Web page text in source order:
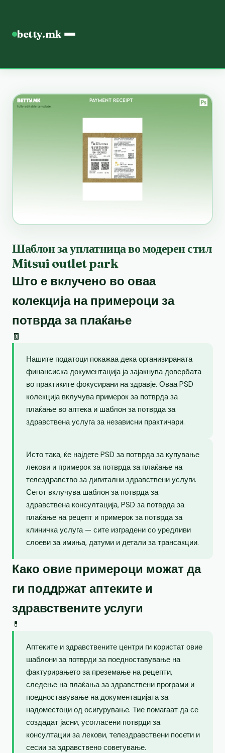
betty.mk
Шаблон за уплатница во модерен стил
Mitsui outlet park
Што е вклучено во оваа
колекција на примероци за
потврда за плаќање
🧾
Нашите податоци покажаа дека организираната
финансиска документација ја зајакнува довербата
во практиките фокусирани на здравје. Оваа PSD
колекција вклучува примерок за потврда за
плаќање во аптека и шаблон за потврда за
здравствена услуга за независни практичари.
Исто така, ќе најдете PSD за потврда за купување
лекови и примерок за потврда за плаќање на
телездравство за дигитални здравствени услуги.
Сетот вклучува шаблон за потврда за
здравствена консултација, PSD за потврда за
плаќање на рецепт и примерок за потврда за
клиничка услуга — сите изградени со уредливи
слоеви за имиња, датуми и детали за трансакции.
Како овие примероци можат да
ги поддржат аптеките и
здравствените услуги
💊
Аптеките и здравствените центри ги користат овие
шаблони за потврди за поедноставување на
фактурирањето за преземање на рецепти,
следење на плаќања за здравствени програми и
поедноставување на документацијата за
надоместоци од осигурување. Тие помагаат да се
создадат јасни, усогласени потврди за
консултации за лекови, телездравствени посети и
сесии за здравствено советување.